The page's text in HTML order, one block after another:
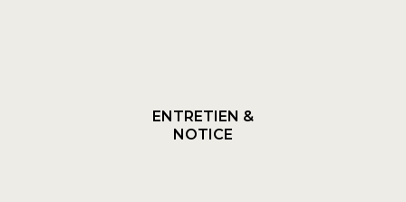
ENTRETIEN &
NOTICE